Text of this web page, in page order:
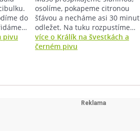
do
pivu
osolíme, pokapeme citronou
šťávou a necháme asi 30 minut
odležet. Na tuku rozpustíme…
více o Králík na švestkách a
černém pivu